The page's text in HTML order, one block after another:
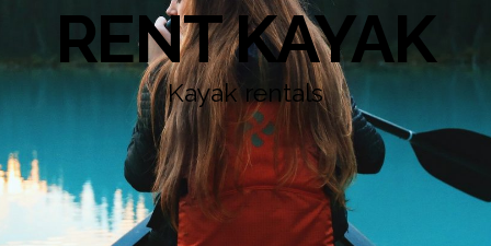
RENT KAYAK
Kayak rentals